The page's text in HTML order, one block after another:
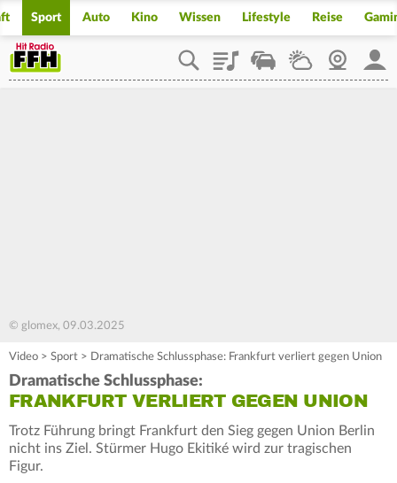
Sport Auto Kino Wissen Lifestyle Reise
PlaylistStaupilotWetterWebcam
© glomex, 09.03.2025
Video > Sport > Dramatische Schlussphase: Frankfurt verliert gegen Union
Dramatische Schlussphase:
FRANKFURT VERLIERT GEGEN UNION
Trotz Führung bringt Frankfurt den Sieg gegen Union Berlin
nicht ins Ziel. Stürmer Hugo Ekitiké wird zur tragischen
Figur.